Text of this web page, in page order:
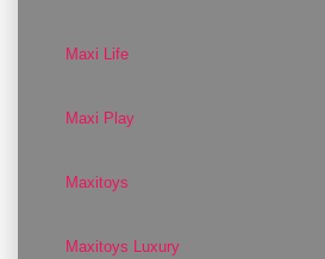
Maxi Life
Maxi Play
Maxitoys
Maxitoys Luxury